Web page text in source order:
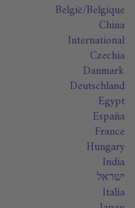
België/Belgique
China
International
Czechia
Danmark
Deutschland
Egypt
España
France
Hungary
India
ישראל
Italia